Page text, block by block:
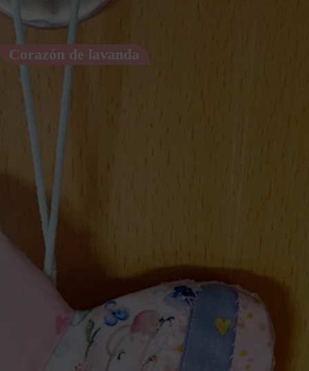
Corazón de lavanda